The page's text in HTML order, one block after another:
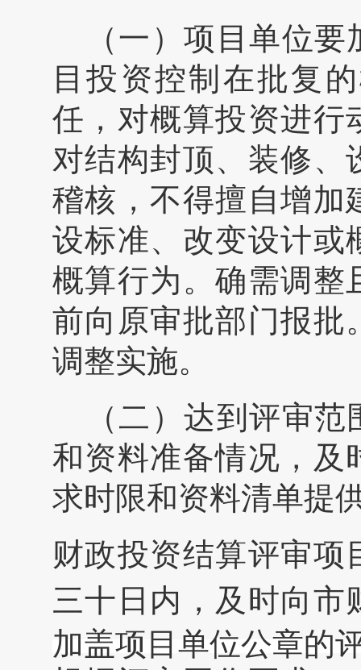
（一）项目单位
目投资控制在批复
任，对概算投资进行
对结构封顶、装修、
稽核，不得擅自增加
设标准、改变设计或
概算行为。确需调整
前向原审批部门报批
调整实施。
（二）达到评审
和资料准备情况，及
求时限和资料清单提
财政投资结算评审项
三十日内，及时向市
加盖项目单位公章的